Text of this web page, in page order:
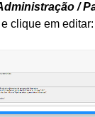
/
e clique em editar: